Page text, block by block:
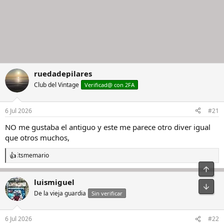
ruedadepilares
Club del Vintage Verificad@ con 2FA
6 Jul 2026 #21
NO me gustaba el antiguo y este me parece otro diver igual
que otros muchos,
R
e
a
c
c
i
itsmemario
luismiguel
De la vieja guardia Sin verificar
6 Jul 2026 #22